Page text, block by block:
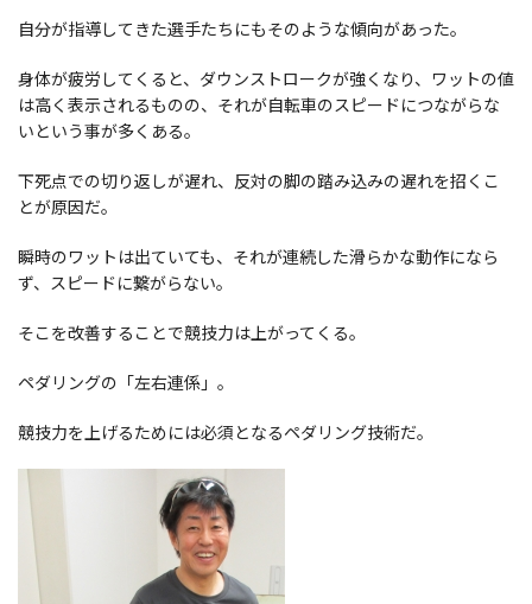
自分が指導してきた選手たちにもそのような傾向があった。
身体が疲労してくると、ダウンストロークが強くなり、ワットの値
は高く表示されるものの、それが自転車のスピードにつながらな
いという事が多くある。
下死点での切り返しが遅れ、反対の脚の踏み込みの遅れを招くこ
とが原因だ。
瞬時のワットは出ていても、それが連続した滑らかな動作になら
ず、スピードに繋がらない。
そこを改善することで競技力は上がってくる。
ペダリングの「左右連係」。
競技力を上げるためには必須となるペダリング技術だ。